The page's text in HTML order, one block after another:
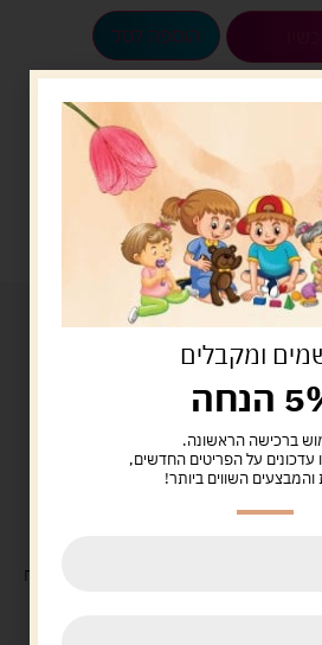
הוספה לסל
מתנה5.00 ש"ח ?
ביתר עילית.
ומקבלים
ברכישה הראשונה.
עדכונים על הפריטים החדשים,
השווים ביותר!